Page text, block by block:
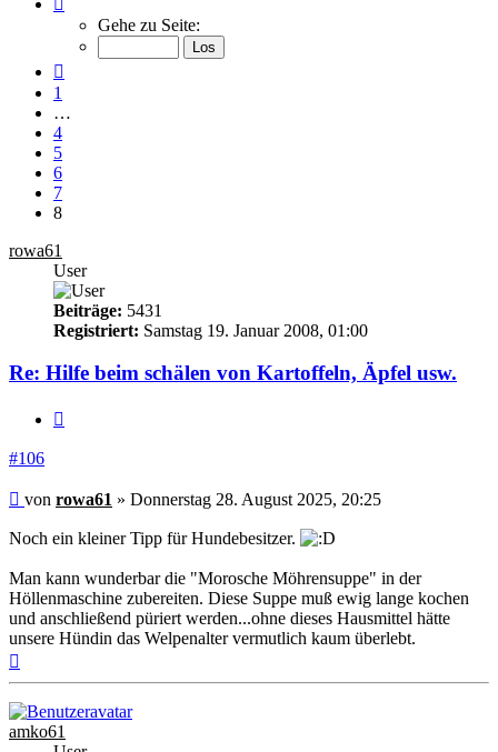
von
Gehe zu Seite:
1
…
4
5
6
7
8
rowa61
User
Beiträge: 5431
Registriert: Samstag 19. Januar 2008, 01:00
Re: Hilfe beim schälen von Kartoffeln, Äpfel usw.
#106
Beitrag
von rowa61 » Donnerstag 28. August 2025, 20:25
Noch ein kleiner Tipp für Hundebesitzer.
Man kann wunderbar die "Morosche Möhrensuppe" in der
Höllenmaschine zubereiten. Diese Suppe muß ewig lange kochen
und anschließend püriert werden...ohne dieses Hausmittel hätte
unsere Hündin das Welpenalter vermutlich kaum überlebt.
amko61